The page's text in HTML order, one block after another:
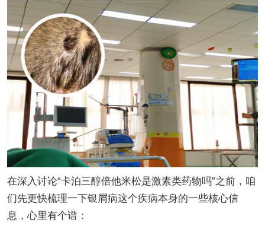
在深入讨论“卡泊三醇倍他米松是激素类药物吗”之前，咱
们先更快梳理一下银屑病这个疾病本身的一些核心信
息，心里有个谱：